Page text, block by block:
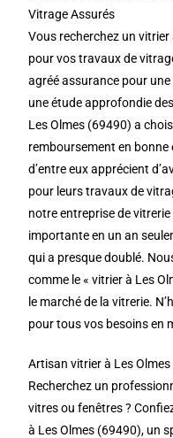
Vitrage Assurés
Vous recherchez un
pour vos travaux de
agréé assurance pour
une étude approfondie
Les Olmes (69490) a
remboursement en bonne
d’entre eux apprécient
pour leurs travaux de
notre entreprise de
importante en un an
qui a presque doublé.
comme le « vitrier à Les
le marché de la vitrerie.
pour tous vos besoins en
Artisan vitrier à Les
Recherchez un
vitres ou fenêtres ?
à Les Olmes (69490), un